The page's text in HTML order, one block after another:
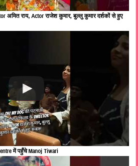
अमित राय, Actor राजेश कुमार, बुल्लु कुमार दर्शकों से हुए
में पहुँचे Manoj Tiwari